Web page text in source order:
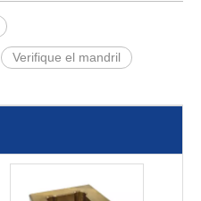
Verifique el mandril